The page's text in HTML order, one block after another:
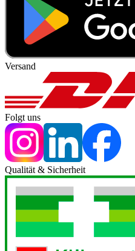
Versand
Folgt uns
Qualität & Sicherheit